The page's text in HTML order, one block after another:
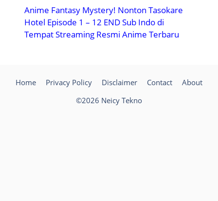
Anime Fantasy Mystery! Nonton Tasokare
Hotel Episode 1 – 12 END Sub Indo di
Tempat Streaming Resmi Anime Terbaru
Home Privacy Policy Disclaimer Contact
About
©2026 Neicy Tekno